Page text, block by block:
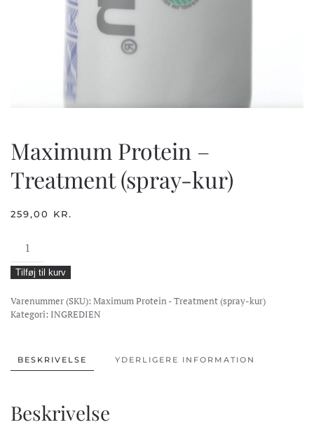
Maximum Protein –
Treatment (spray-kur)
259,00 KR.
Maximum
Protein
-
Treatment
(spray-
Tilføj til kurv
Varenummer (SKU): Maximum Protein - Treatment (spray-kur)
Kategori: INGREDIEN
BESKRIVELSE YDERLIGERE INFORMATION
Beskrivelse